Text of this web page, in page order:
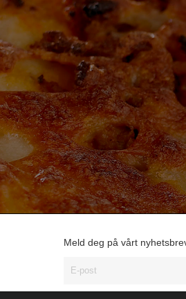
Meld deg på vårt